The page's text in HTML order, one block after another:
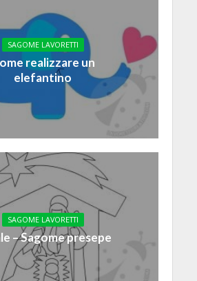
SAGOME LAVORETTI
realizzare un
elefantino
SAGOME LAVORETTI
– Sagome presepe